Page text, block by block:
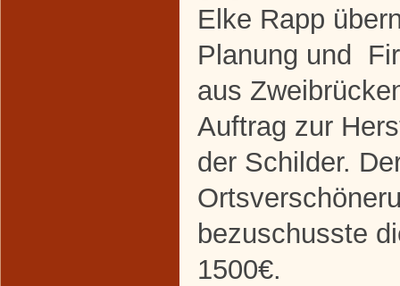
Elke Rapp
Planung und
aus
Auftrag zur
der Schilder.
bezuschusste
1500€.